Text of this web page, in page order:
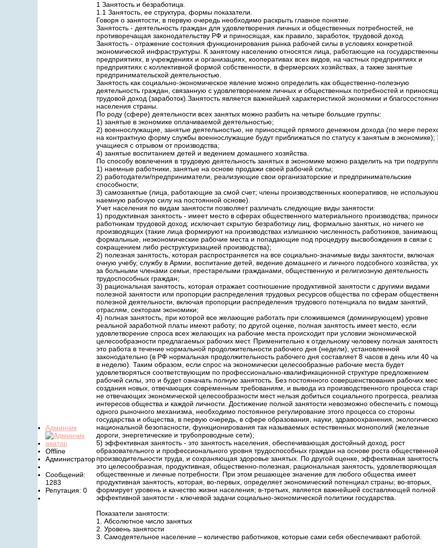
Админчик
Offline
Администратор
Сообщений:
1283
Репутация: 0
1 Занятость и безработица.
1.1 Занятость, ее структура, формы показатели.
Говоря о занятости, в первую очередь необходимо раскрыть главное понятие.
Занятость - деятельность граждан для удовлетворения личных и общественных потребностей, не
противоречащая законодательству РФ и приносящая, как правило, заработок, трудовой доход.
Занятость - отражение состояния функционирования рынка рабочей силы в условиях конкретной
экономической инфраструктуры. К занятому населению относятся лица, работающие на
предприятиях, в учреждениях и организациях, кооперативах всех видов, на частных предприятиях и
предприятиях с коллективной формой собственности, в фермерских хозяйствах, а также занятые
предпринимательской деятельностью.
Занятость как социально-экономическое явление можно определить как общественно-полезную
деятельность граждан, связанную с удовлетворением личных и общественных потребностей и
трудовой доход (заработок).Занятость является важнейшей характеристикой экономики и
населения страны.
По роду (сфере) деятельности всех занятых можно разбить на четыре большие группы:
1) занятые в экономике оплачиваемой деятельностью;
2) военнослужащие, занятые деятельностью, не приносящей прямого денежном дохода (по мере
на контрактную форму службы военнослужащие будут приближаться по статусу к занятым в экономике);
учащиеся с отрывом от производства;
4) занятые воспитанием детей и ведением домашнего хозяйства.
По способу вовлечения в трудовую деятельность занятых в экономике можно разделить на три
1) наемные работники, занятые на основе продажи своей рабочей силы;
2) работодатели/предприниматели, реализующие свои организаторские и предпринимательские
способности;
3) самозанятые (лица, работающие за смой счет; члены производственных кооперативов, не
наемную рабочую силу на постоянной основе).
Учет населения по видам занятости позволяет различать следующие виды занятости:
1) продуктивная занятость - имеет место в сферах общественного материального производства;
работникам трудовой доход; исключает скрытую безработицу лиц, формально занятых, но ничего не
производящих (такие лица формируют на производствах излишнюю численность работников,
формальные, неэкономические рабочие места и попадающие под процедуру высвобождения в связи с
сокращением либо реструктуризацией производства);
2) полезная занятость, которая распространяется на все социально-значимые виды занятости, включая
очную учебу, службу в Армии, воспитание детей, ведение домашнего и личного подсобного хозяйства,
за больными членами семьи, престарелыми гражданами, общественную и религиозную деятельность
трудоспособных граждан;
3) рациональная занятость, которая отражает соотношение продуктивной занятости с другими видами
полезной занятости или пропорции распределения трудовых ресурсов общества по сферам
полезной деятельности, включая пропорции распределения трудового потенциала по видам занятий,
отраслям, секторам экономики;
4) полная занятость, при которой все желающие работать при сложившемся (доминирующем) уровне
реальной заработной платы имеют работу; по другой оценке, полная занятость имеет место, если
удовлетворение спроса всех желающих на рабочие места происходит при условии экономической
целесообразности предлагаемых рабочих мест. Применительно к отдельному человеку полная
это работа в течение нормальной продолжительности рабочего дня (недели), установленной
законодательно (в РФ нормальная продолжительность рабочего дня составляет 8 часов в день или 40
в неделю). Таким образом, если спрос на экономически целесообразные рабочие места будет
удовлетворяться соответствующим по профессионально-квалификационной структуре предложением
рабочей силы, это и будет означать полную занятость. Без постоянного совершенствования рабочих
создания новых, отвечающих современным требованиям, и вывода из производственного процесса
не отвечающих экономической целесообразности мест нельзя добиться социального прогресса,
интересов общества и каждой личности. Достижение полной занятости невозможно обеспечить с
одного рыночного механизма, необходимо постоянное регулирование этого процесса со стороны
государства и общества, в первую очередь, в сфере образования, науки, здравоохранения,
национальной безопасности, функционирования так называемых естественных монополий (железные
дороги, энергетические и трубопроводные сети);
5) эффективная занятость - это занятость населения, обеспечивающая достойный доход, рост
образовательного и профессионального уровня трудоспособных граждан на основе роста общественной
производительности труда, и сохраняющая здоровье занятых. По другой оценке, эффективная
это целесообразная, продуктивная, общественно-полезная, рациональная занятость, удовлетворяющая
общественные и личные потребности. При этом решающее значение для любого общества имеет
продуктивная занятость, которая, во-первых, определяет экономический потенциал страны; во-вторых,
формирует уровень и качество жизни населения; в-третьих, является важнейшей составляющей полной
эффективной занятости - ключевой задачи социально-экономической политики государства.
Показатели занятости:
1. Абсолютное число занятых
2. Уровень занятости
3. Самодеятельное население – количество работников, которые сами себя обеспечивают работой.